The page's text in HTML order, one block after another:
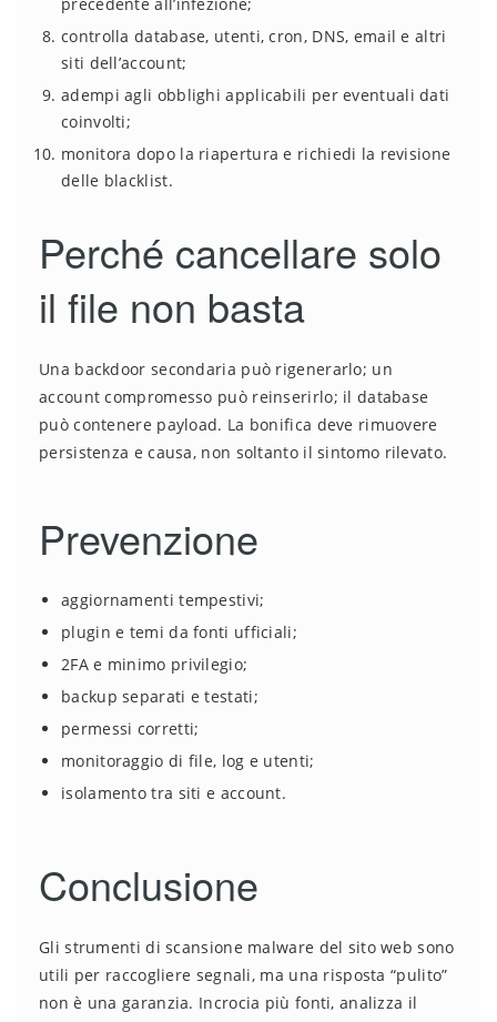
controlla database, utenti, cron, DNS, email e altri
siti dell’account;
adempi agli obblighi applicabili per eventuali dati
coinvolti;
monitora dopo la riapertura e richiedi la revisione
delle blacklist.
Perché cancellare solo
il file non basta
Una backdoor secondaria può rigenerarlo; un
account compromesso può reinserirlo; il database
può contenere payload. La bonifica deve rimuovere
persistenza e causa, non soltanto il sintomo rilevato.
Prevenzione
aggiornamenti tempestivi;
plugin e temi da fonti ufficiali;
2FA e minimo privilegio;
backup separati e testati;
permessi corretti;
monitoraggio di file, log e utenti;
isolamento tra siti e account.
Conclusione
Gli strumenti di scansione malware del sito web sono
utili per raccogliere segnali, ma una risposta “pulito”
non è una garanzia. Incrocia più fonti, analizza il